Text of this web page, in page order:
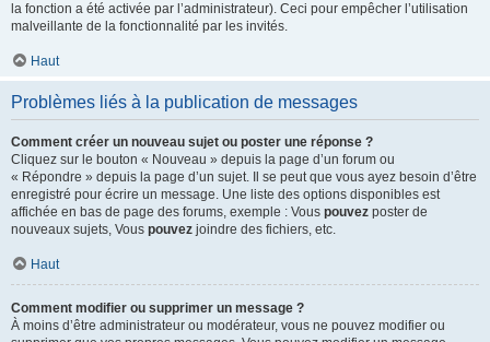
la fonction a été activée par l’administrateur). Ceci pour empêcher l’utilisation
malveillante de la fonctionnalité par les invités.
Haut
Problèmes liés à la publication de messages
Comment créer un nouveau sujet ou poster une réponse ?
Cliquez sur le bouton « Nouveau » depuis la page d’un forum ou
« Répondre » depuis la page d’un sujet. Il se peut que vous ayez besoin d’être
enregistré pour écrire un message. Une liste des options disponibles est
affichée en bas de page des forums, exemple : Vous pouvez poster de
nouveaux sujets, Vous pouvez joindre des fichiers, etc.
Haut
Comment modifier ou supprimer un message ?
À moins d’être administrateur ou modérateur, vous ne pouvez modifier ou